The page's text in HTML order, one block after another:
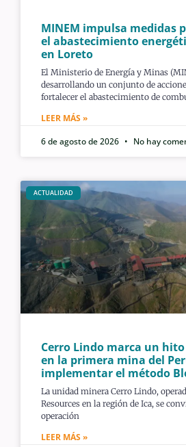
MINEM impulsa medidas
el abastecimiento
en Loreto
El Ministerio de Energía y Minas
desarrollando un conjunto de
fortalecer el abastecimiento de
LEER MÁS »
6 de agosto de 2026
No hay
ACTUALIDAD
Cerro Lindo marca un
en la primera mina del
implementar el método
La unidad minera Cerro Lindo,
Resources en la región de Ica, se
operación
LEER MÁS »